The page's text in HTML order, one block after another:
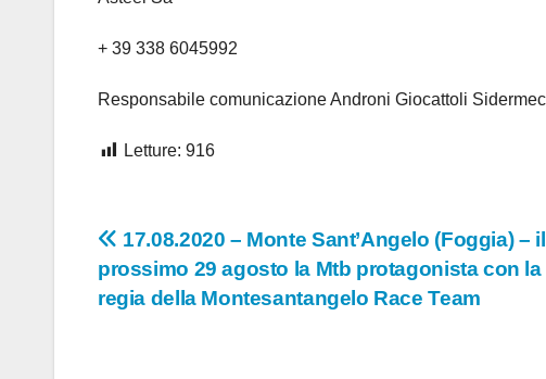
+ 39 338 6045992
Responsabile comunicazione Androni Giocattoli Sidermec
Letture: 916
Navigazione
articoli
17.08.2020 – Monte Sant’Angelo (Foggia) – il
prossimo 29 agosto la Mtb protagonista con la
regia della Montesantangelo Race Team